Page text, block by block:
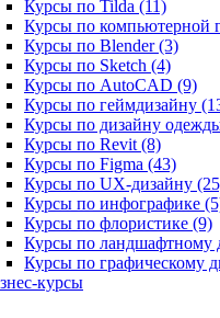
Курсы по Tilda (11)
Курсы по компьютерной
Курсы по Blender (3)
Курсы по Sketch (4)
Курсы по AutoCAD (9)
Курсы по геймдизайну
Курсы по дизайну
Курсы по Revit (8)
Курсы по Figma (43)
Курсы по UX‑дизайну
Курсы по инфографике
Курсы по флористике (9)
Курсы по ландшафтному
Курсы по графическому
курсы